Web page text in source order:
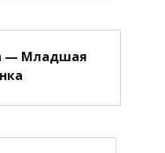
— Младшая